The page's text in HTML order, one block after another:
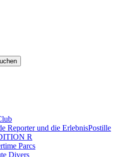
Reporter und die ErlebnisPostille
R
Parcs
Divers